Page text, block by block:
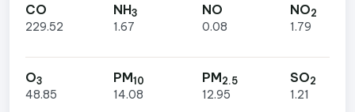
CO
229.52
NH3
1.67
NO
0.08
NO2
1.79
O3
48.85
PM10
14.08
PM2.5
12.95
SO2
1.21